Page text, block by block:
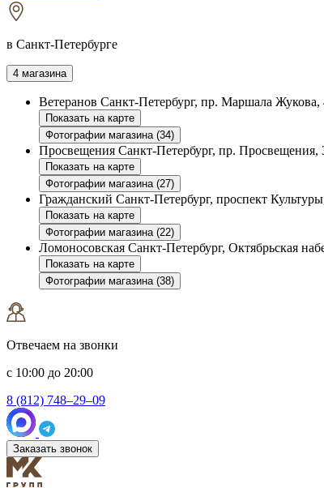
в Санкт-Петербурге
4 магазина
Ветеранов Санкт-Петербург, пр. Маршала Жукова,
Показать на карте
Фотографии магазина (34)
Просвещения Санкт-Петербург, пр. Просвещения,
Показать на карте
Фотографии магазина (27)
Гражданский Санкт-Петербург, проспект
Показать на карте
Фотографии магазина (22)
Ломоносовская Санкт-Петербург, Октябрьская
Показать на карте
Фотографии магазина (38)
Отвечаем на звонки
с 10:00 до 20:00
8 (812) 748–29–09
Заказать звонок